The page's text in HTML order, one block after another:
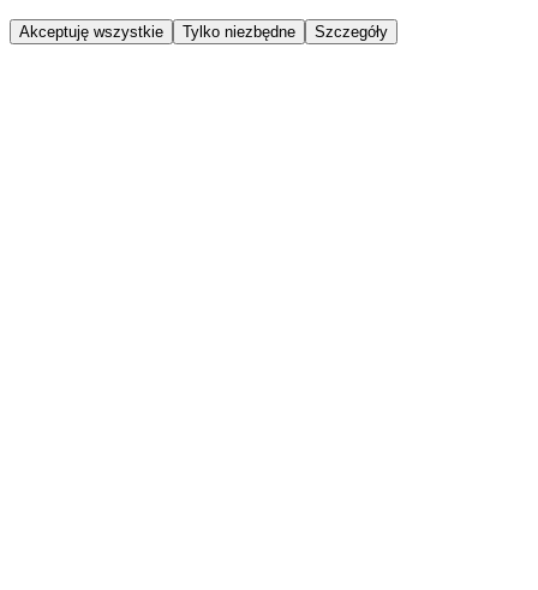
Akceptuję wszystkie Tylko niezbędne Szczegóły